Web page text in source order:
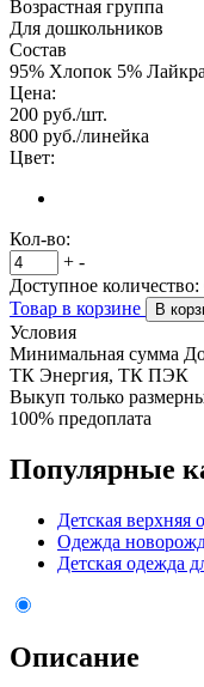
Возрастная группа
Для дошкольников
Состав
95% Хлопок 5% Лайкра
Цена:
200 руб./шт.
800 руб./линейка
Цвет:
Кол-во:
+ -
Доступное количество:
Товар в корзине
В
Условия
Минимальная сумма
ТК Энергия, ТК ПЭК
Выкуп только
100% предоплата
Популярные
Детская верхняя
Одежда
Детская одежда
Описание